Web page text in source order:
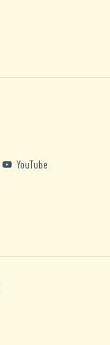
YouTube